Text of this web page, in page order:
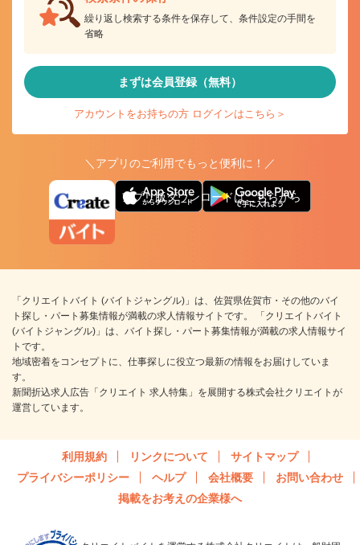
繰り返し検索する条件を保存して、条件設定の手間を
省略
まずは会員登録（無料）
アカウントをお持ちの方 ログインはこちら＞
＼アプリのご利用でもっと便利に！／
アプリ版ダウンロードはこちらから
「クリエイトバイト (バイトジャングル)」は、佐賀県佐賀市・その他のバイ
ト探し・パート募集情報が満載の求人情報サイトです。 「クリエイトバイト
(バイトジャングル)」は、バイト探し・パート募集情報が満載の求人情報サイ
トです。
地域密着をコンセプトに、仕事探しに役立つ最新の情報をお届けしていま
す。
新聞折込求人広告「クリエイト 求人特集」を展開する株式会社クリエイトが
運営しています。
利用規約 リンクについて
サイトマップ
プライバシーポリシー
ヘルプ 会社概要
お問い合わせ
掲載をお考えの企業様へ